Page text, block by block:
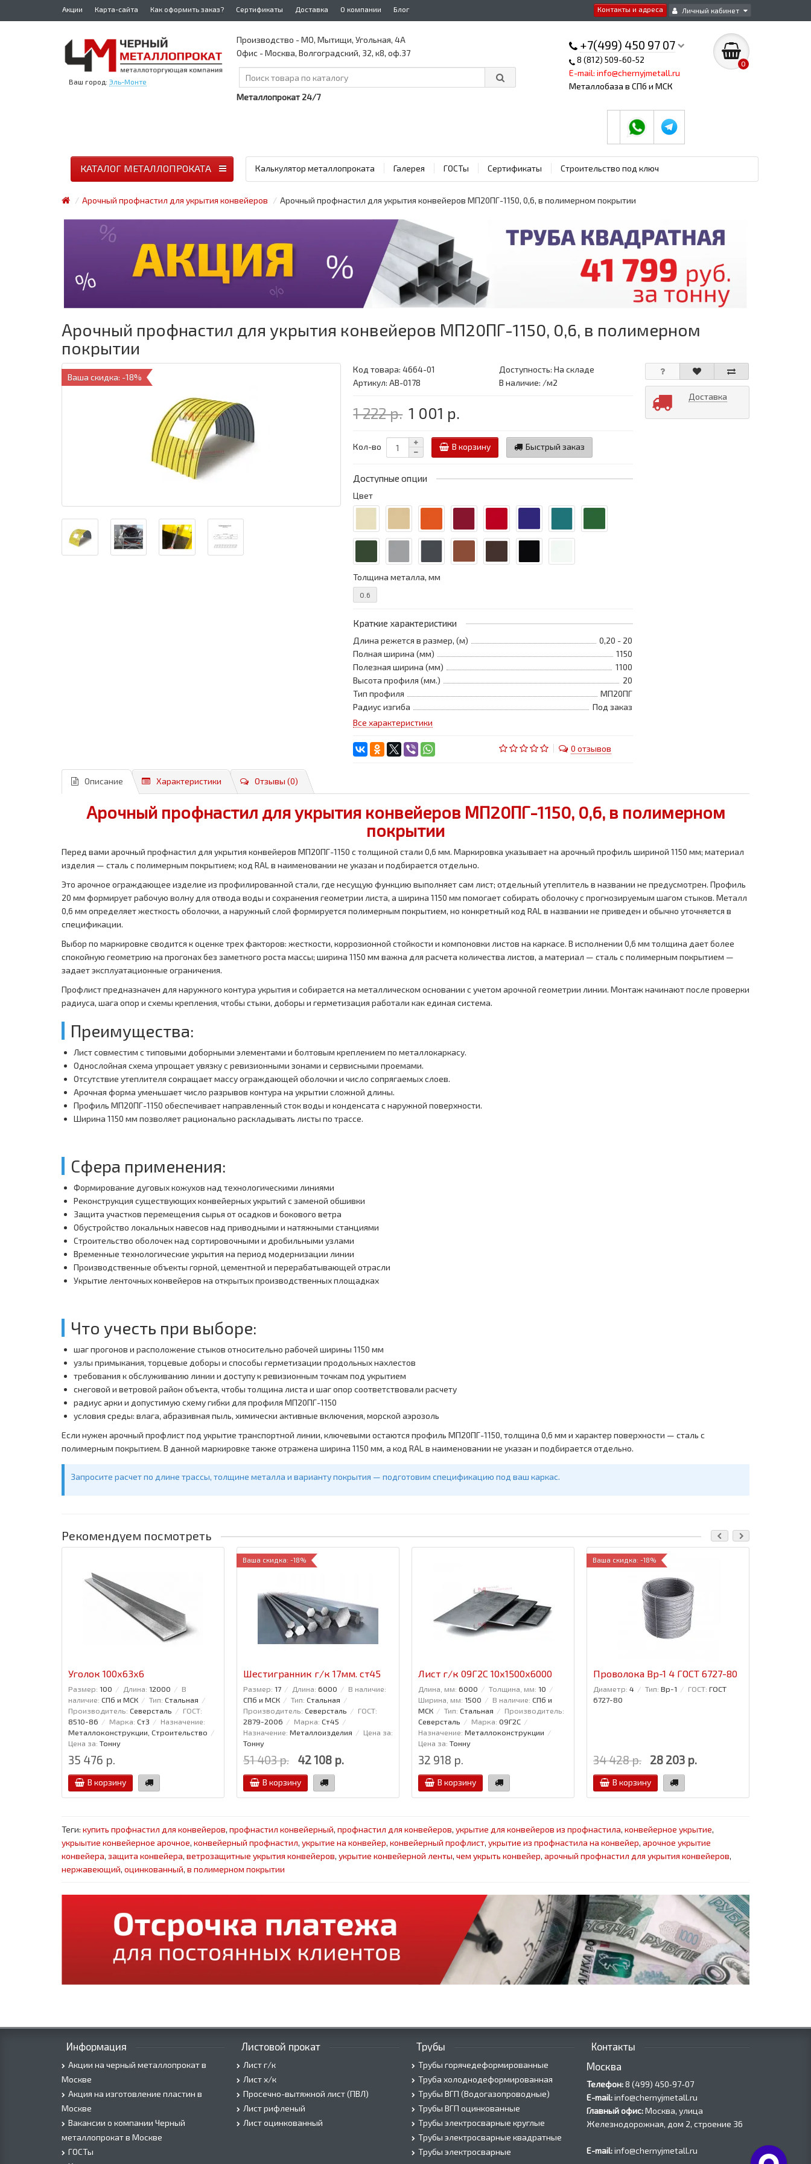
Контакты и адреса Личный кабинет
Акции Карта-сайта Как оформить заказ? Сертификаты Доставка О компании Блог
Ваш город: Эль-Монте
+7(499) 450 97 07
8 (812) 509-60-52
E-mail: info@chernyjmetall.ru
Металлобаза в СПб и МСК
0
Производство - МО, Мытищи, Угольная, 4А
Офис - Москва, Волгоградский, 32, к8, оф.37
Металлопрокат 24/7
Калькулятор металлопроката Галерея ГОСТы Сертификаты Строительство под ключ
КАТАЛОГ МЕТАЛЛОПРОКАТА
Арочный профнастил для укрытия конвейеров Арочный профнастил для укрытия конвейеров МП20ПГ-1150, 0,6, в полимерном покрытии
Арочный профнастил для укрытия конвейеров МП20ПГ-1150, 0,6, в полимерном
покрытии
Ваша скидка: -18%
Код товара:4664-01
Доступность: На складе
Артикул: АВ-0178
В наличие: /м2
1 222 р. 1 001 р.
Кол-во В корзину Быстрый заказ
Доступные опции
Цвет
Толщина металла, мм
0.6
Краткие характеристики
Длина режется в размер, (м)
0,20 - 20
Полная ширина (мм)
1150
Полезная ширина (мм)
1100
Высота профиля (мм.)
20
Тип профиля
МП20ПГ
Радиус изгиба
Под заказ
Все характеристики
0 отзывов
Доставка
Описание Характеристики Отзывы (0)
Арочный профнастил для укрытия конвейеров МП20ПГ-1150, 0,6, в полимерном
покрытии
Перед вами арочный профнастил для укрытия конвейеров МП20ПГ-1150 с толщиной стали 0,6 мм. Маркировка указывает на арочный профиль шириной 1150 мм; материал
изделия — сталь с полимерным покрытием; код RAL в наименовании не указан и подбирается отдельно.
Это арочное ограждающее изделие из профилированной стали, где несущую функцию выполняет сам лист; отдельный утеплитель в названии не предусмотрен. Профиль
20 мм формирует рабочую волну для отвода воды и сохранения геометрии листа, а ширина 1150 мм помогает собирать оболочку с прогнозируемым шагом стыков. Металл
0,6 мм определяет жесткость оболочки, а наружный слой формируется полимерным покрытием, но конкретный код RAL в названии не приведен и обычно уточняется в
спецификации.
Выбор по маркировке сводится к оценке трех факторов: жесткости, коррозионной стойкости и компоновки листов на каркасе. В исполнении 0,6 мм толщина дает более
спокойную геометрию на прогонах без заметного роста массы; ширина 1150 мм важна для расчета количества листов, а материал — сталь с полимерным покрытием —
задает эксплуатационные ограничения.
Профлист предназначен для наружного контура укрытия и собирается на металлическом основании с учетом арочной геометрии линии. Монтаж начинают после проверки
радиуса, шага опор и схемы крепления, чтобы стыки, доборы и герметизация работали как единая система.
Преимущества:
Лист совместим с типовыми доборными элементами и болтовым креплением по металлокаркасу.
Однослойная схема упрощает увязку с ревизионными зонами и сервисными проемами.
Отсутствие утеплителя сокращает массу ограждающей оболочки и число сопрягаемых слоев.
Арочная форма уменьшает число разрывов контура на укрытии сложной длины.
Профиль МП20ПГ-1150 обеспечивает направленный сток воды и конденсата с наружной поверхности.
Ширина 1150 мм позволяет рационально раскладывать листы по трассе.
Сфера применения:
Формирование дуговых кожухов над технологическими линиями
Реконструкция существующих конвейерных укрытий с заменой обшивки
Защита участков перемещения сырья от осадков и бокового ветра
Обустройство локальных навесов над приводными и натяжными станциями
Строительство оболочек над сортировочными и дробильными узлами
Временные технологические укрытия на период модернизации линии
Производственные объекты горной, цементной и перерабатывающей отрасли
Укрытие ленточных конвейеров на открытых производственных площадках
Что учесть при выборе:
шаг прогонов и расположение стыков относительно рабочей ширины 1150 мм
узлы примыкания, торцевые доборы и способы герметизации продольных нахлестов
требования к обслуживанию линии и доступу к ревизионным точкам под укрытием
снеговой и ветровой район объекта, чтобы толщина листа и шаг опор соответствовали расчету
радиус арки и допустимую схему гибки для профиля МП20ПГ-1150
условия среды: влага, абразивная пыль, химически активные включения, морской аэрозоль
Если нужен арочный профлист под укрытие транспортной линии, ключевыми остаются профиль МП20ПГ-1150, толщина 0,6 мм и характер поверхности — сталь с
полимерным покрытием. В данной маркировке также отражена ширина 1150 мм, а код RAL в наименовании не указан и подбирается отдельно.
Запросите расчет по длине трассы, толщине металла и варианту покрытия — подготовим спецификацию под ваш каркас.
Рекомендуем посмотреть
Уголок 100x63x6
Размер: 100 Длина: 12000
В
наличие: СПб и МСК Тип: Стальная
Производитель: Северсталь
ГОСТ:
8510-86
Марка: Ст3
Назначение:
Металлоконструкции, Строительство
Цена за: Тонну
35 476 р.
В корзину
Ваша скидка: -18%
Шестигранник г/к 17мм. ст45
Размер: 17 Длина: 6000
В наличие:
СПб и МСК
Тип: Стальная
Производитель: Северсталь
ГОСТ:
2879-2006
Марка: Ст45
Назначение: Металлоизделия
Цена за:
Тонну
51 403 р. 42 108 р.
В корзину
Лист г/к 09Г2С 10х1500х6000
Длина, мм: 6000 Толщина, мм: 10
Ширина, мм: 1500 В наличие: СПб и
МСК
Тип: Стальная
Производитель:
Северсталь
Марка: 09Г2С
Назначение: Металлоконструкции
Цена за: Тонну
32 918 р.
В корзину
Ваша скидка: -18%
Проволока Вр-1 4 ГОСТ 6727-80
Диаметр: 4 Тип: Вр-1 ГОСТ: ГОСТ
6727-80
34 428 р. 28 203 р.
В корзину
Теги: купить профнастил для конвейеров, профнастил конвейерный, профнастил для конвейеров, укрытие для конвейеров из профнастила, конвейерное укрытие,
укрыытие конвейерное арочное, конвейерный профнастил, укрытие на конвейер, конвейерный профлист, укрытие из профнастила на конвейер, арочное укрытие
конвейера, защита конвейера, ветрозащитные укрытия конвейеров, укрытие конвейерной ленты, чем укрыть конвейер, арочный профнастил для укрытия конвейеров,
нержавеющий, оцинкованный, в полимерном покрытии
Информация
Акции на черный металлопрокат в
Москве
Акция на изготовление пластин в
Москве
Вакансии о компании Черный
металлопрокат в Москве
ГОСТы
Листовой прокат
Лист г/к
Лист х/к
Просечно-вытяжной лист (ПВЛ)
Лист рифленый
Лист оцинкованный
Трубы
Трубы горячедеформированные
Труба холоднодеформированная
Трубы ВГП (Водогазопроводные)
Трубы ВГП оцинкованные
Трубы электросварные круглые
Трубы электросварные квадратные
Трубы электросварные
Контакты
Москва
Телефон:8 (499) 450‑97-07
E-mail:info@chernyjmetall.ru
Главный офис:Москва, улица
Железнодорожная, дом 2, строение 36
E-mail:info@chernyjmetall.ru